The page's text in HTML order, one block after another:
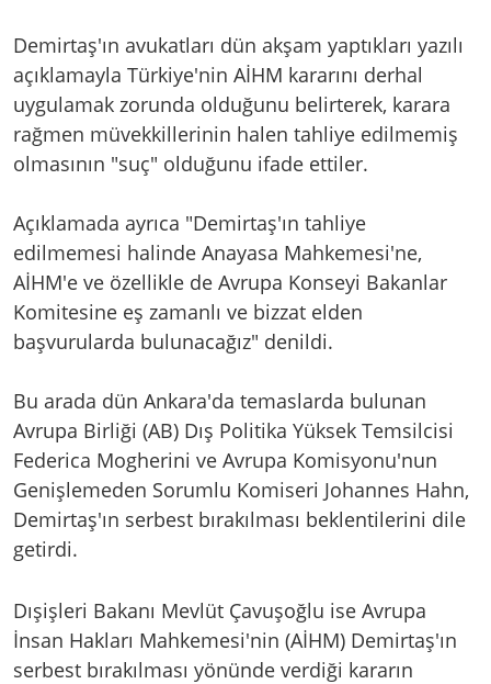
Demirtaş'ın avukatları dün akşam yaptıkları yazılı
açıklamayla Türkiye'nin AİHM kararını derhal
uygulamak zorunda olduğunu belirterek, karara
rağmen müvekkillerinin halen tahliye edilmemiş
olmasının "suç" olduğunu ifade ettiler.
Açıklamada ayrıca "Demirtaş'ın tahliye
edilmemesi halinde Anayasa Mahkemesi'ne,
AİHM'e ve özellikle de Avrupa Konseyi Bakanlar
Komitesine eş zamanlı ve bizzat elden
başvurularda bulunacağız" denildi.
Bu arada dün Ankara'da temaslarda bulunan
Avrupa Birliği (AB) Dış Politika Yüksek Temsilcisi
Federica Mogherini ve Avrupa Komisyonu'nun
Genişlemeden Sorumlu Komiseri Johannes Hahn,
Demirtaş'ın serbest bırakılması beklentilerini dile
getirdi.
Dışişleri Bakanı Mevlüt Çavuşoğlu ise Avrupa
İnsan Hakları Mahkemesi'nin (AİHM) Demirtaş'ın
serbest bırakılması yönünde verdiği kararın